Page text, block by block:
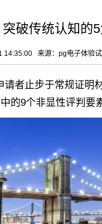
破传统认知的
14:35:00 来源： pg电子体验
止步于常规证明
的9个非显性评判要